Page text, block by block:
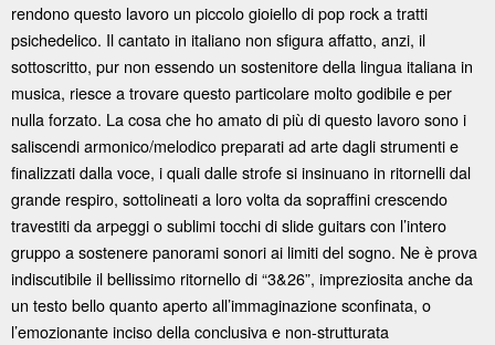
rendono questo lavoro un piccolo gioiello di pop rock a tratti
psichedelico. Il cantato in italiano non sfigura affatto, anzi, il
sottoscritto, pur non essendo un sostenitore della lingua italiana in
musica, riesce a trovare questo particolare molto godibile e per
nulla forzato. La cosa che ho amato di più di questo lavoro sono i
saliscendi armonico/melodico preparati ad arte dagli strumenti e
finalizzati dalla voce, i quali dalle strofe si insinuano in ritornelli dal
grande respiro, sottolineati a loro volta da sopraffini crescendo
travestiti da arpeggi o sublimi tocchi di slide guitars con l’intero
gruppo a sostenere panorami sonori ai limiti del sogno. Ne è prova
indiscutibile il bellissimo ritornello di “3&26”, impreziosita anche da
un testo bello quanto aperto all’immaginazione sconfinata, o
l’emozionante inciso della conclusiva e non-strutturata